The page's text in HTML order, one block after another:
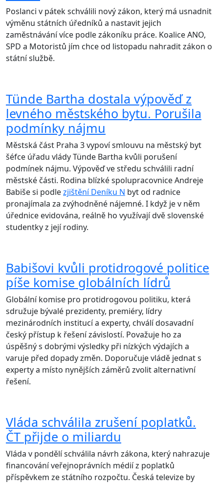
Poslanci v pátek schválili nový zákon, který má usnadnit
výměnu státních úředníků a nastavit jejich
zaměstnávání více podle zákoníku práce. Koalice ANO,
SPD a Motoristů jím chce od listopadu nahradit zákon o
státní službě.
Tünde Bartha dostala výpověď z
levného městského bytu. Porušila
podmínky nájmu
Městská část Praha 3 vypoví smlouvu na městský byt
šéfce úřadu vlády Tünde Bartha kvůli porušení
podmínek nájmu. Výpověď ve středu schválili radní
městské části. Rodina blízké spolupracovnice Andreje
Babiše si podlezjištění Deníku N byt od radnice
pronajímala za zvýhodněné nájemné. I když je v něm
úřednice evidována, reálně ho využívají dvě slovenské
studentky z její rodiny.
Babišovi kvůli protidrogové politice
píše komise globálních lídrů
Globální komise pro protidrogovou politiku, která
sdružuje bývalé prezidenty, premiéry, lídry
mezinárodních institucí a experty, chválí dosavadní
český přístup k řešení závislostí. Považuje ho za
úspěšný s dobrými výsledky při nízkých výdajích a
varuje před dopady změn. Doporučuje vládě jednat s
experty a místo nynějších záměrů zvolit alternativní
řešení.
Vláda schválila zrušení poplatků.
ČT přijde o miliardu
Vláda v pondělí schválila návrh zákona, který nahrazuje
financování veřejnoprávních médií z poplatků
příspěvkem ze státního rozpočtu. Česká televize by